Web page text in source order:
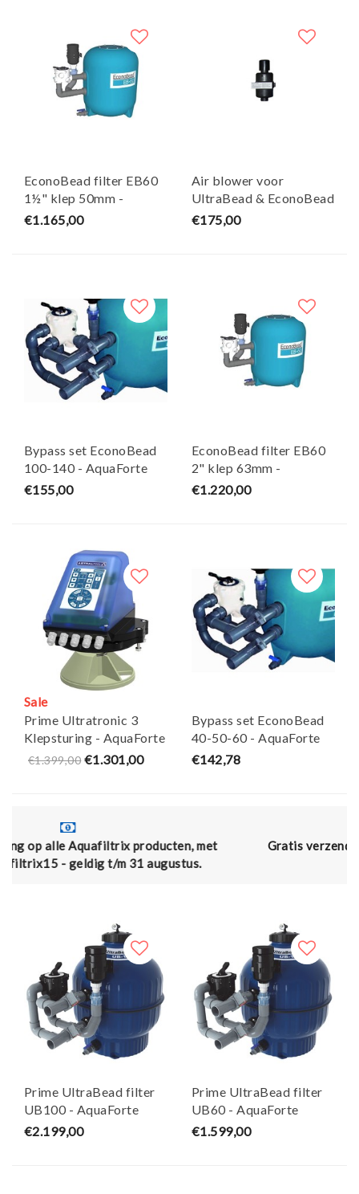
EconoBead filter EB60
1½" klep 50mm -
AquaForte
€1.165,00
Air blower voor
UltraBead & EconoBead
filter - AquaForte
€175,00
Bypass set EconoBead
100-140 - AquaForte
€155,00
EconoBead filter EB60
2" klep 63mm -
AquaForte
€1.220,00
Sale
Prime Ultratronic 3
Klepsturing - AquaForte
€1.399,00 €1.301,00
Bypass set EconoBead
40-50-60 - AquaForte
€142,78
met
augustus.
Gratis verzending vanaf € 50,- (en naar
Prime UltraBead filter
UB100 - AquaForte
€2.199,00
Prime UltraBead filter
UB60 - AquaForte
€1.599,00